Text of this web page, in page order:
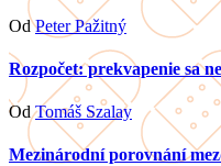
OdPeter Pažitný
Rozpočet: prekvapenie sa
OdTomáš Szalay
Mezinárodní porovnání